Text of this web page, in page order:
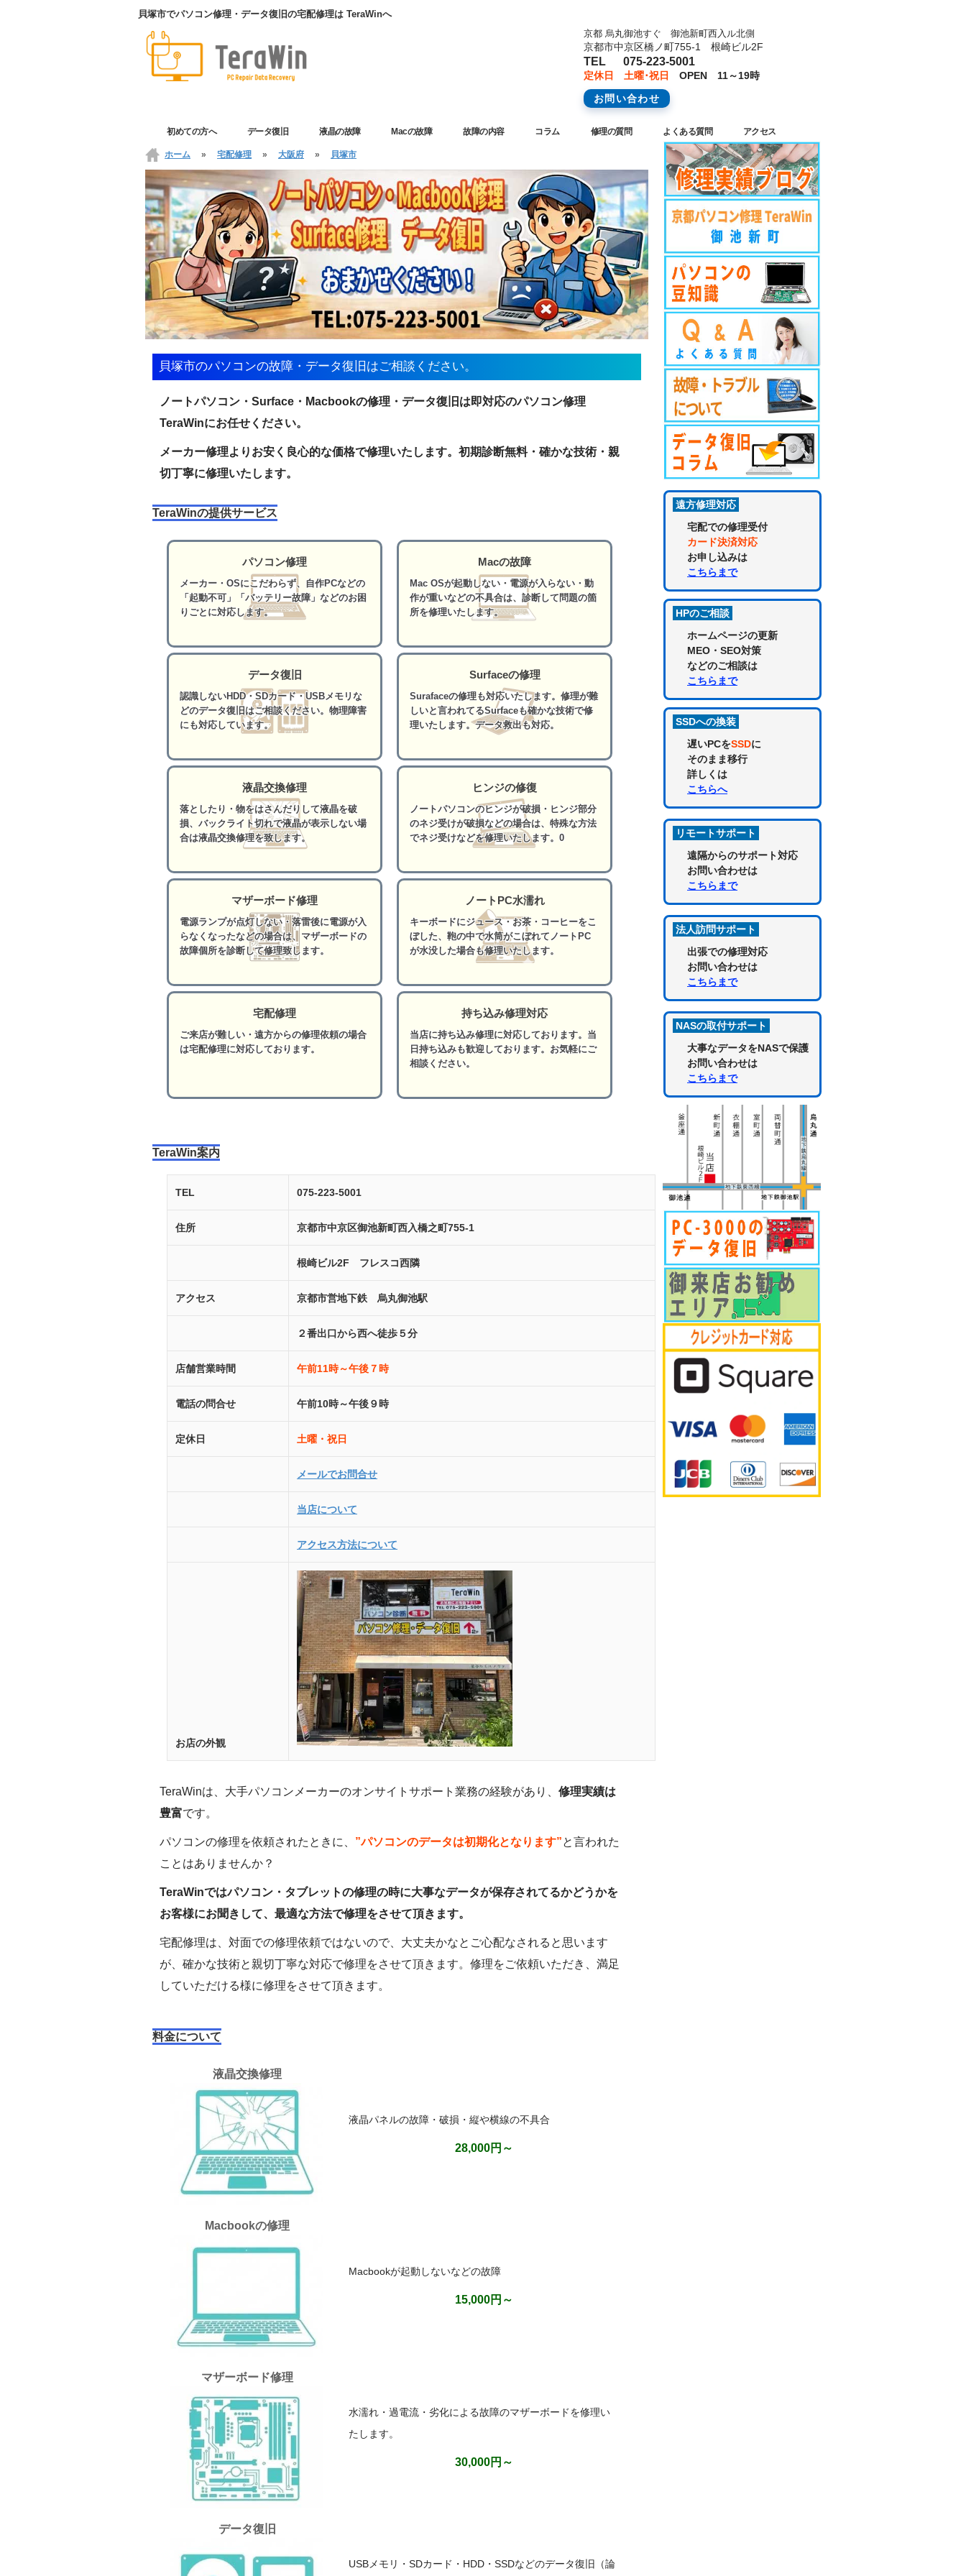
貝塚市でパソコン修理・データ復旧の宅配修理は TeraWinへ
京都 烏丸御池すぐ 御池新町西入ル北側
京都市中京区橋ノ町755-1 根崎ビル2F
TEL 075-223-5001
定休日 土曜･祝日
OPEN 11～19時
お問い合わせ
初めての方へ データ復旧 液晶の故障 Macの故障 故障の内容 コラム 修理の質問 よくある質問 アクセス
ホーム » 宅配修理 » 大阪府 » 貝塚市
貝塚市のパソコンの故障・データ復旧はご相談ください。
ノートパソコン・Surface・Macbookの修理・データ復旧は即対応のパソコン修理
TeraWinにお任せください。
メーカー修理よりお安く良心的な価格で修理いたします。初期診断無料・確かな技術・親
切丁寧に修理いたします。
TeraWinの提供サービス
パソコン修理
メーカー・OSにこだわらず、自作PCなどの
「起動不可」「バッテリー故障」などのお困
りごとに対応します。
データ復旧
認識しないHDD・SDカード・USBメモリな
どのデータ復旧はご相談ください。物理障害
にも対応しています。
液晶交換修理
落としたり・物をはさんだりして液晶を破
損、バックライト切れで液晶が表示しない場
合は液晶交換修理を致します。
マザーボード修理
電源ランプが点灯しない・落雷後に電源が入
らなくなったなどの場合は、マザーボードの
故障個所を診断して修理致します。
宅配修理
ご来店が難しい・遠方からの修理依頼の場合
は宅配修理に対応しております。
Macの故障
Mac OSが起動しない・電源が入らない・動
作が重いなどの不具合は、診断して問題の箇
所を修理いたします。
Surfaceの修理
Surafaceの修理も対応いたします。修理が難
しいと言われてるSurfaceも確かな技術で修
理いたします。データ救出も対応。
ヒンジの修復
ノートパソコンのヒンジが破損・ヒンジ部分
のネジ受けが破損などの場合は、特殊な方法
でネジ受けなどを修理いたします。0
ノートPC水濡れ
キーボードにジュース・お茶・コーヒーをこ
ぼした、鞄の中で水筒がこぼれてノートPC
が水没した場合も修理いたします。
持ち込み修理対応
当店に持ち込み修理に対応しております。当
日持ち込みも歓迎しております。お気軽にご
相談ください。
TeraWin案内
TEL 075-223-5001
住所 京都市中京区御池新町西入橋之町755-1
根崎ビル2F フレスコ西隣
アクセス 京都市営地下鉄 烏丸御池駅
２番出口から西へ徒歩５分
店舗営業時間 午前11時～午後７時
電話の問合せ 午前10時～午後９時
定休日 土曜・祝日
メールでお問合せ
当店について
アクセス方法について
お店の外観
TeraWinは、大手パソコンメーカーのオンサイトサポート業務の経験があり、 修理実績は
豊富です。
パソコンの修理を依頼されたときに、 ”パソコンのデータは初期化となります”と言われた
ことはありませんか？
TeraWinではパソコン・タブレットの修理の時に大事なデータが保存されてるかどうかを
お客様にお聞きして、最適な方法で修理をさせて頂きます。
宅配修理は、対面での修理依頼ではないので、大丈夫かなとご心配なされると思います
が、確かな技術と親切丁寧な対応で修理をさせて頂きます。修理をご依頼いただき、満足
していただける様に修理をさせて頂きます。
料金について
液晶交換修理
液晶パネルの故障・破損・縦や横線の不具合
28,000円～
Macbookの修理
Macbookが起動しないなどの故障
15,000円～
マザーボード修理
水濡れ・過電流・劣化による故障のマザーボードを修理い
たします。
30,000円～
データ復旧
USBメモリ・SDカード・HDD・SSDなどのデータ復旧（論
遠方修理対応
宅配での修理受付
カード決済対応
お申し込みは
こちらまで
HPのご相談
ホームページの更新
MEO・SEO対策
などのご相談は
こちらまで
SSDへの換装
遅いPCをSSDに
そのまま移行
詳しくは
こちらへ
リモートサポート
遠隔からのサポート対応
お問い合わせは
こちらまで
法人訪問サポート
出張での修理対応
お問い合わせは
こちらまで
NASの取付サポート
大事なデータをNASで保護
お問い合わせは
こちらまで